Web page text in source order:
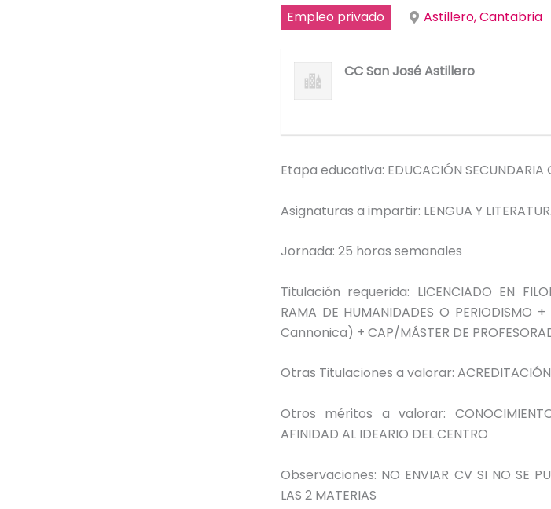
Empleo privado Astillero, Cantabria
CC San José Astillero
Etapa educativa: EDUCACIÓN SECUNDARIA
Asignaturas a impartir: LENGUA Y
Jornada: 25 horas semanales
Titulación requerida: LICENCIADO EN
RAMA DE HUMANIDADES O PERIODISMO
Cannonica) + CAP/MÁSTER DE
Otras Titulaciones a valorar: ACREDITACIÓN
Otros méritos a valorar:
AFINIDAD AL IDEARIO DEL CENTRO
Observaciones: NO ENVIAR CV SI NO SE
LAS 2 MATERIAS